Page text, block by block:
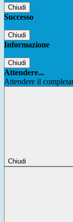
Chiudi
Successo
Chiudi
Informazione
Chiudi
Attendere...
Attendere il
Chiudi